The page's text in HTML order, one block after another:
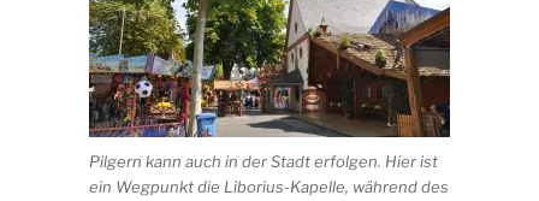
Pilgern kann auch in der Stadt erfolgen. Hier ist
ein Wegpunkt die Liborius-Kapelle, während des